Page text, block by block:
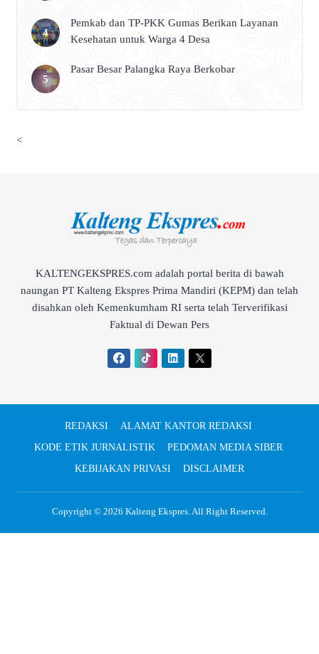
Pemkab dan TP-PKK Gumas Berikan Layanan
Kesehatan untuk Warga 4 Desa
Pasar Besar Palangka Raya Berkobar
<
KALTENGEKSPRES.com adalah portal berita di bawah
naungan PT Kalteng Ekspres Prima Mandiri (KEPM) dan telah
disahkan oleh Kemenkumham RI serta telah Terverifikasi
Faktual di Dewan Pers
REDAKSI
ALAMAT KANTOR REDAKSI
KODE ETIK JURNALISTIK
PEDOMAN MEDIA SIBER
KEBIJAKAN PRIVASI
DISCLAIMER
Copyright © 2026 Kalteng Ekspres. All Right Reserved.